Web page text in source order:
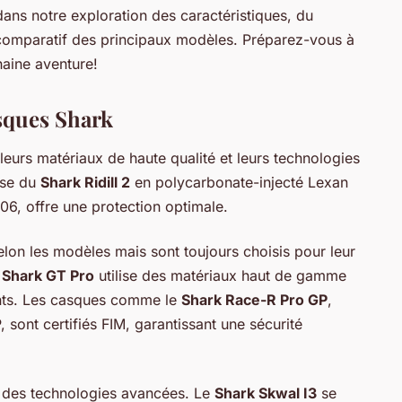
notre exploration des caractéristiques, du
des principaux modèles. Préparez-vous à
aventure!
Shark
matériaux de haute qualité et leurs technologies
du Shark Ridill 2 en polycarbonate-injecté Lexan
offre une protection optimale.
les modèles mais sont toujours choisis pour leur
Shark GT Pro utilise des matériaux haut de gamme
Les casques comme le Shark Race-R Pro GP,
certifiés FIM, garantissant une sécurité
technologies avancées. Le Shark Skwal I3 se